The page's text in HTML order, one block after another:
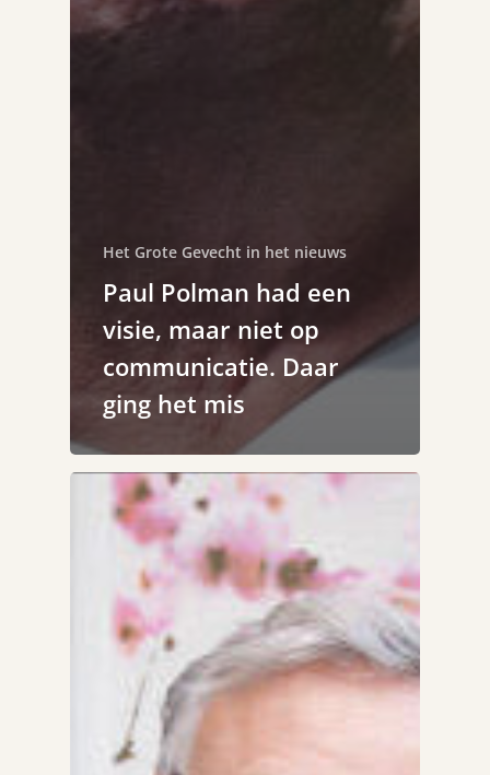
Het Grote Gevecht in het nieuws
Paul Polman had een
visie, maar niet op
communicatie. Daar
ging het mis